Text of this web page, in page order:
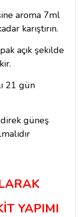
aroma 7ml
karıştırın.
açık şekilde
21 gün
güneş
YAPIMI